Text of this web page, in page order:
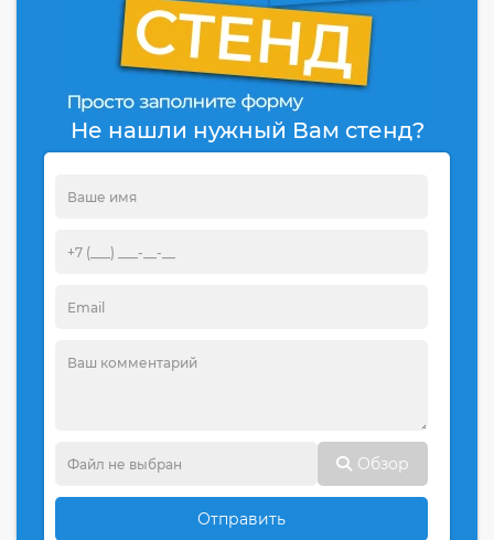
Не нашли нужный Вам стенд?
Обзор
Отправить